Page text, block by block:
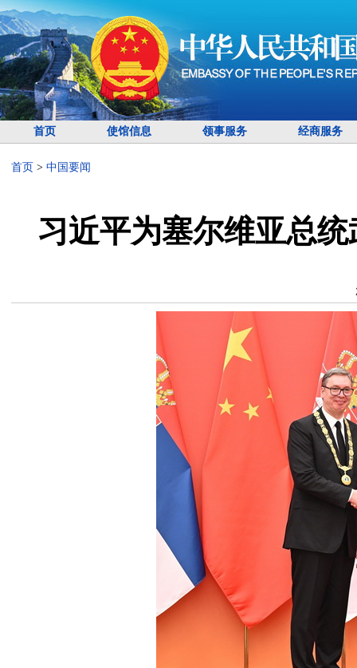
首页 使馆信息 领事服务 经商服务
首页 > 中国要闻
习近平为塞尔维亚总